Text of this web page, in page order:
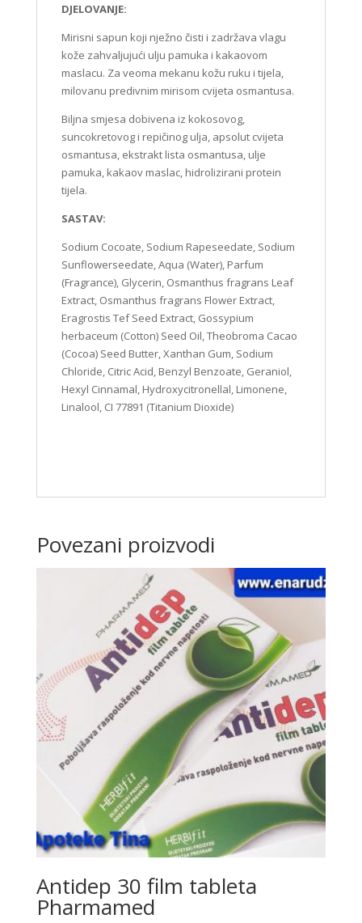
DJELOVANJE:
Mirisni sapun koji nježno čisti i zadržava vlagu
kože zahvaljujući ulju pamuka i kakaovom
maslacu. Za veoma mekanu kožu ruku i tijela,
milovanu predivnim mirisom cvijeta osmantusa.
Biljna smjesa dobivena iz kokosovog,
suncokretovog i repičinog ulja, apsolut cvijeta
osmantusa, ekstrakt lista osmantusa, ulje
pamuka, kakaov maslac, hidrolizirani protein
tijela.
SASTAV:
Sodium Cocoate, Sodium Rapeseedate, Sodium
Sunflowerseedate, Aqua (Water), Parfum
(Fragrance), Glycerin, Osmanthus fragrans Leaf
Extract, Osmanthus fragrans Flower Extract,
Eragrostis Tef Seed Extract, Gossypium
herbaceum (Cotton) Seed Oil, Theobroma Cacao
(Cocoa) Seed Butter, Xanthan Gum, Sodium
Chloride, Citric Acid, Benzyl Benzoate, Geraniol,
Hexyl Cinnamal, Hydroxycitronellal, Limonene,
Linalool, CI 77891 (Titanium Dioxide)
Povezani proizvodi
Antidep 30 film tableta
Pharmamed